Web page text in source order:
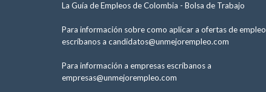
La Guía de Empleos de Colombia - Bolsa de Trabajo
Para información sobre como aplicar a ofertas de empleo
escríbanos a candidatos@unmejorempleo.com
Para información a empresas escríbanos a
empresas@unmejorempleo.com